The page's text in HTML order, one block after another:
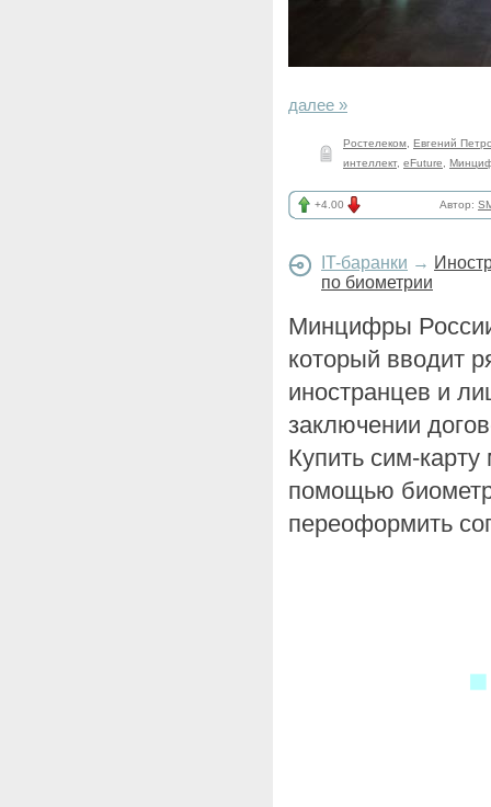
далее »
Ростелеком Евгений
интеллект, eFuture
+4.00 Автор:
IT-баранки →
по биометрии
Минцифры
который вводит
иностранцев и
заключении
Купить сим-
помощью
переоформить